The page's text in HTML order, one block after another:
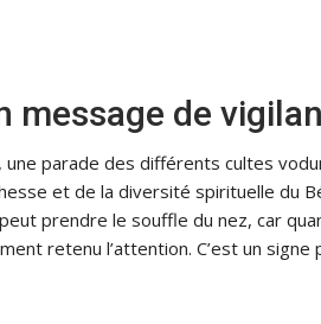
message de
une parade des différents cultes
et de la diversité spirituelle du
prendre le souffle du nez, car
retenu l’attention. C’est un